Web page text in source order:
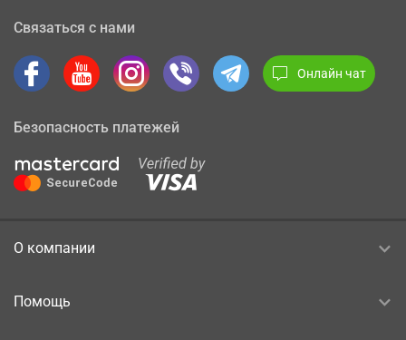
Связаться с нами
Онлайн чат
Безопасность платежей
О компании
Помощь